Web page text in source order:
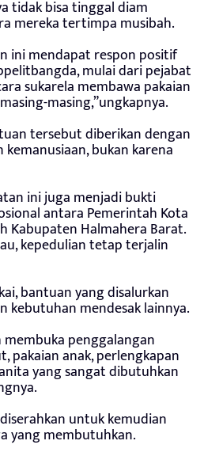
tidak bisa tinggal diam
mereka tertimpa musibah.
ini mendapat respon positif
mulai dari pejabat
sukarela membawa pakaian
masing,”ungkapnya.
tersebut diberikan dengan
bukan karena
ini juga menjadi bukti
antara Pemerintah Kota
Kabupaten Halmahera Barat.
kepedulian tetap terjalin
bantuan yang disalurkan
kebutuhan mendesak lainnya.
penggalangan
pakaian anak, perlengkapan
yang sangat dibutuhkan
untuk kemudian
yang membutuhkan.